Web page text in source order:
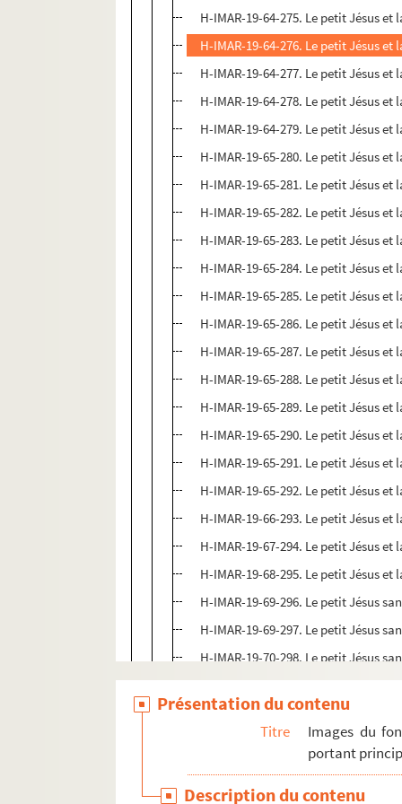
H-IMAR-19-64-275. Le petit Jésus et
H-IMAR-19-64-276. Le petit Jésus et
H-IMAR-19-64-277. Le petit Jésus et
H-IMAR-19-64-278. Le petit Jésus et
H-IMAR-19-64-279. Le petit Jésus et
H-IMAR-19-65-280. Le petit Jésus et
H-IMAR-19-65-281. Le petit Jésus et
H-IMAR-19-65-282. Le petit Jésus et
H-IMAR-19-65-283. Le petit Jésus et
H-IMAR-19-65-284. Le petit Jésus et
H-IMAR-19-65-285. Le petit Jésus et
H-IMAR-19-65-286. Le petit Jésus et
H-IMAR-19-65-287. Le petit Jésus et
H-IMAR-19-65-288. Le petit Jésus et
H-IMAR-19-65-289. Le petit Jésus et
H-IMAR-19-65-290. Le petit Jésus et
H-IMAR-19-65-291. Le petit Jésus et
H-IMAR-19-65-292. Le petit Jésus et
H-IMAR-19-66-293. Le petit Jésus et
H-IMAR-19-67-294. Le petit Jésus et
H-IMAR-19-68-295. Le petit Jésus et
H-IMAR-19-69-296. Le petit Jésus
H-IMAR-19-69-297. Le petit Jésus
H-IMAR-19-70-298. Le petit Jésus
H-IMAR-19-70-299. Le petit Jésus
H-IMAR-19-70-300. Le petit Jésus
H-IMAR-19-70-301. Le petit Jésus
H-IMAR-19-70-303. Le petit Jésus
Présentation du contenu
Titre
Images du
portant
Description du contenu